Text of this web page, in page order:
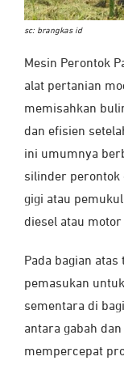
sc: brangkas id
Mesin Perontok
alat pertanian
memisahkan
dan efisien
ini umumnya
silinder perontok
gigi atau
diesel atau
Pada bagian
pemasukan
sementara di
antara gabah
mempercepat